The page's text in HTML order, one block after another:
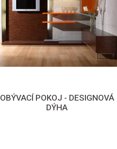
OBÝVACÍ POKOJ - DESIGNOVÁ
DÝHA